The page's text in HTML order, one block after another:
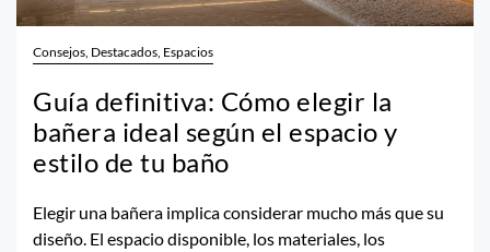
Consejos, Destacados, Espacios
Guía definitiva: Cómo elegir la
bañera ideal según el espacio y
estilo de tu baño
Elegir una bañera implica considerar mucho más que su
diseño. El espacio disponible, los materiales, los